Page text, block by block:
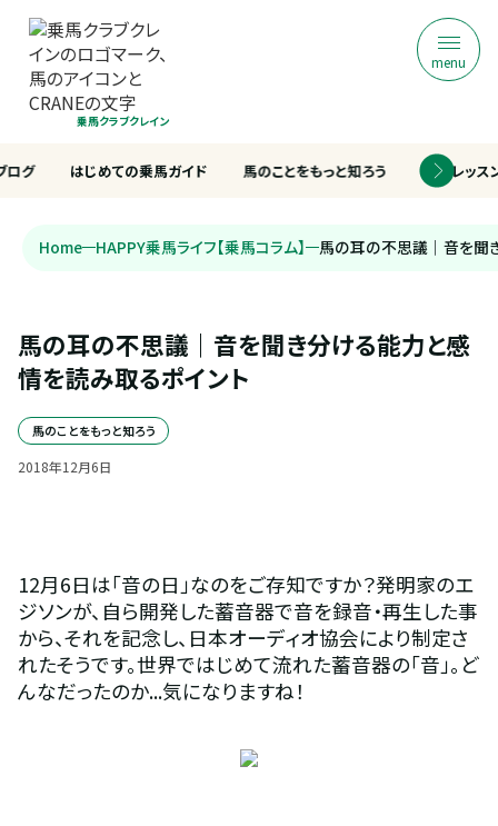
乗馬クラブクレイン
menu
はじめての乗馬ガイド 馬のことをもっと知ろう 乗馬レッス
ログ
Home HAPPY乗馬ライフ【乗馬コラム】 馬の耳の不思議｜音を聞
馬の耳の不思議｜音を聞き分ける能力と感
情を読み取るポイント
馬のことをもっと知ろう
2018年12月6日
12月6日は「音の日」なのをご存知ですか？発明家のエ
ジソンが、自ら開発した蓄音器で音を録音・再生した事
から、それを記念し、日本オーディオ協会により制定さ
れたそうです。世界ではじめて流れた蓄音器の「音」。ど
んなだったのか...気になりますね！